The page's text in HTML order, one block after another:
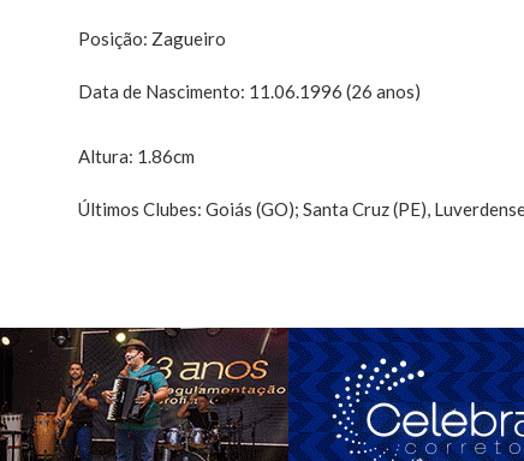
Posição: Zagueiro
Data de Nascimento: 11.06.1996 (26 anos)
Altura: 1.86cm
Últimos Clubes: Goiás (GO); Santa Cruz (PE),